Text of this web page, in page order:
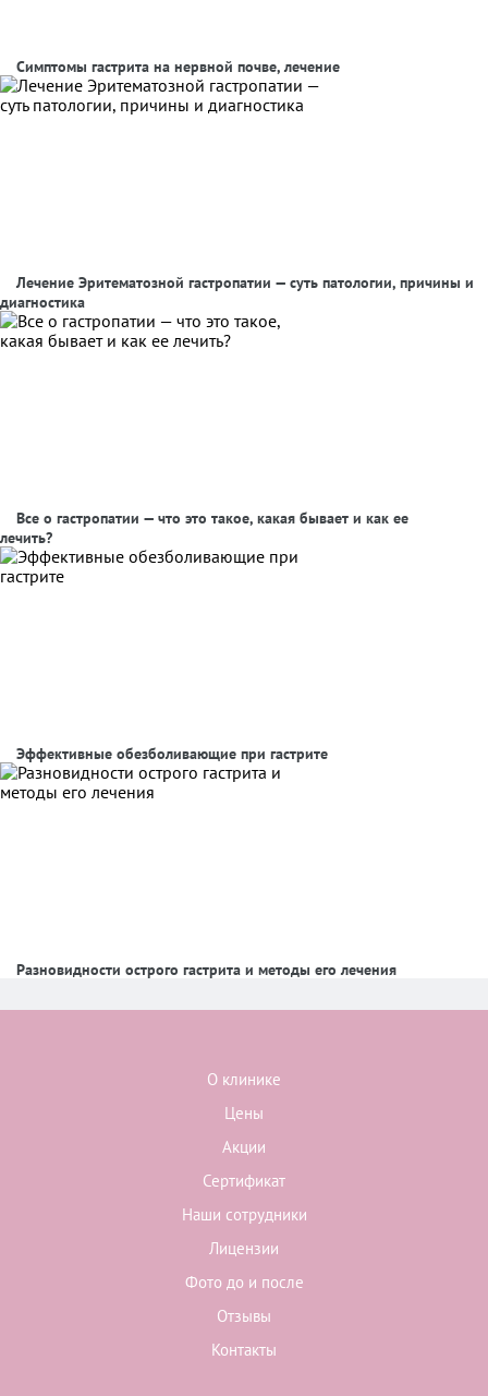
Симптомы гастрита на нервной почве, лечение
Лечение Эритематозной гастропатии — суть патологии, причины и
диагностика
Все о гастропатии — что это такое, какая бывает и как ее
лечить?
Эффективные обезболивающие при гастрите
Разновидности острого гастрита и методы его лечения
О клинике
Цены
Акции
Сертификат
Наши сотрудники
Лицензии
Фото до и после
Отзывы
Контакты